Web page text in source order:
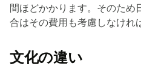
間ほどかかります。そのため
合はその費用も考慮しなけれ
文化の違い